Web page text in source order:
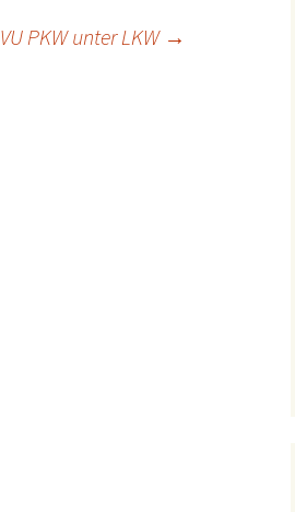
VU PKW unter LKW →